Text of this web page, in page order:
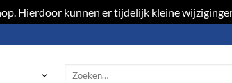
Hierdoor kunnen er tijdelijk kleine